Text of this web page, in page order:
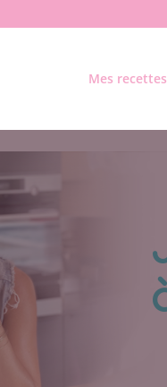
Mes recettes